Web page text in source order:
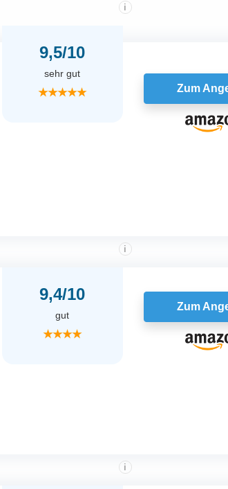
9,5/10
i
sehr gut
★★★★★ Zum
9,4/10
i
gut
★★★★
Zum
i